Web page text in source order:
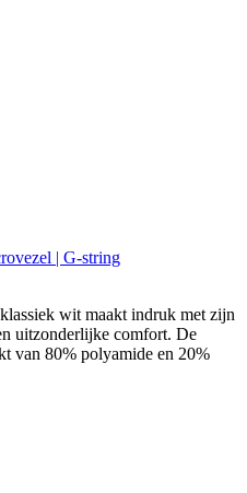
| G-string
wit maakt indruk met zijn
uitzonderlijke comfort. De
van 80% polyamide en 20%